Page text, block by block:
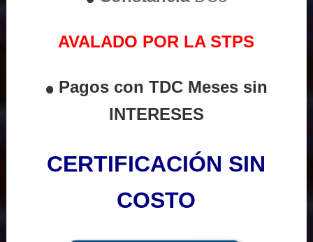
AVALADO POR LA STPS
Pagos con TDC Meses sin
INTERESES
CERTIFICACIÓN SIN
COSTO